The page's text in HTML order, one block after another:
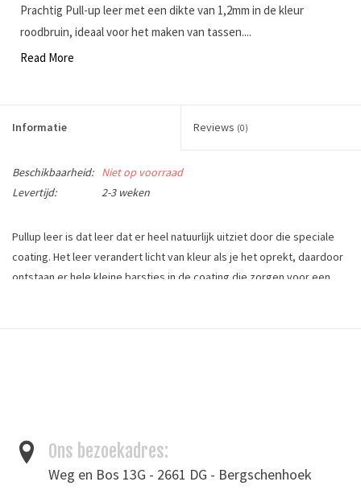
Prachtig Pull-up leer met een dikte van 1,2mm in de kleur
roodbruin, ideaal voor het maken van tassen....
Read More
Informatie Reviews (0)
Beschikbaarheid:
Niet op voorraad
Levertijd:
2-3 weken
Pullup leer is dat leer dat er heel natuurlijk uitziet door die speciale
coating. Het leer verandert licht van kleur als je het oprekt, daardoor
ontstaan er hele kleine barstjes in de coating die zorgen voor een
Ons bezoekadres:
Weg en Bos 13G - 2661 DG - Bergschenhoek